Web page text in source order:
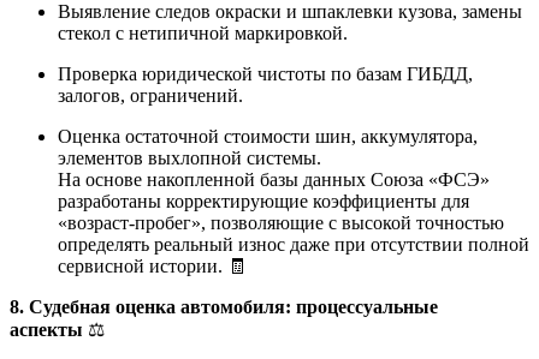
Выявление следов окраски и шпаклевки кузова, замены
стекол с нетипичной маркировкой.
Проверка юридической чистоты по базам ГИБДД,
залогов, ограничений.
Оценка остаточной стоимости шин, аккумулятора,
элементов выхлопной системы.
На основе накопленной базы данных Союза «ФСЭ»
разработаны корректирующие коэффициенты для
«возраст-пробег», позволяющие с высокой точностью
определять реальный износ даже при отсутствии полной
сервисной истории. 🧾
8. Судебная оценка автомобиля: процессуальные
аспекты ⚖️